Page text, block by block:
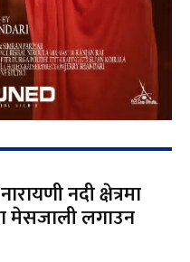
नदी क्षेत्रमा
मेसजाली लगाउन